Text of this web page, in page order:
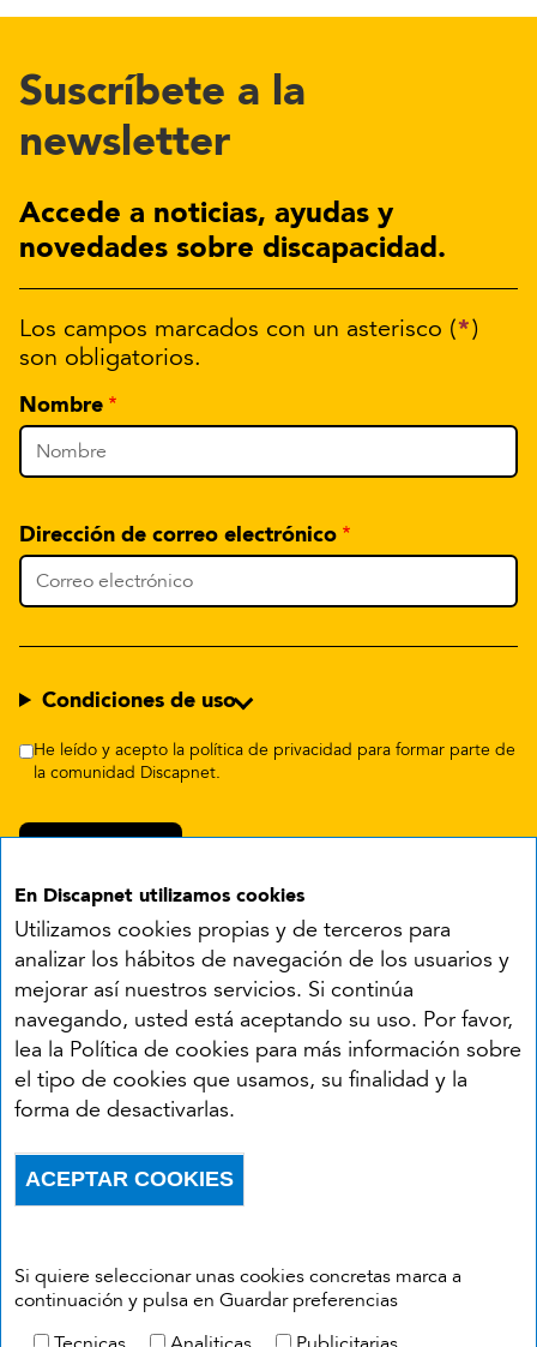
En Discapnet utilizamos cookies
Utilizamos cookies propias y de terceros para
analizar los hábitos de navegación de los usuarios y
mejorar así nuestros servicios. Si continúa
navegando, usted está aceptando su uso. Por favor,
lea la Política de cookies para más información sobre
el tipo de cookies que usamos, su finalidad y la
forma de desactivarlas.
Si quiere seleccionar unas cookies concretas marca a
continuación y pulsa en Guardar preferencias
ACEPTAR COOKIES
Suscríbete a la
newsletter
Accede a noticias, ayudas y
novedades sobre discapacidad.
Los campos marcados con un asterisco (*)
son obligatorios.
Nombre
Dirección de correo electrónico
Condiciones de uso
He leído y acepto la política de privacidad para formar parte de
la comunidad Discapnet.
Síguenos en:
YouTube
Menú del pie
AccesibilidadAviso legal
Política de privacidad